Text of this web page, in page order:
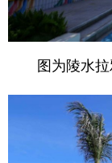
图为陵水拉